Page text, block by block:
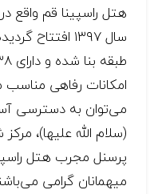
هتل راسپینا قم واقع
امکانات رفاهی مناسب
می‌توان به دسترسی
(سلام الله علیها)،
پرسنل مجرب هتل
میهمانان گرامی